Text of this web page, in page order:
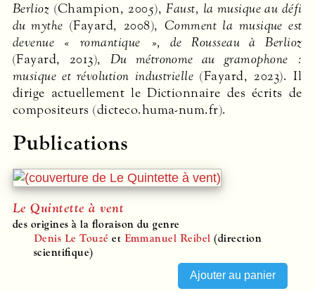
Berlioz (Champion, 2005),Faust, la musique au défi
du mythe (Fayard, 2008), Comment la musique est
devenue « romantique », de Rousseau à Berlioz
(Fayard, 2013), Du métronome au gramophone :
musique et révolution industrielle (Fayard, 2023). Il
dirige actuellement le Dictionnaire des écrits de
compositeurs (dicteco.huma-num.fr).
Publications
Le Quintette à vent
des origines à la floraison du genre
Denis Le Touzé et Emmanuel Reibel (direction
scientifique)